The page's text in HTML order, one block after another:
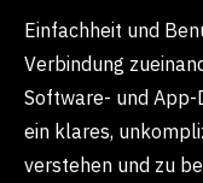
Einfachheit und
Verbindung
Software- und App-
ein klares,
verstehen und zu